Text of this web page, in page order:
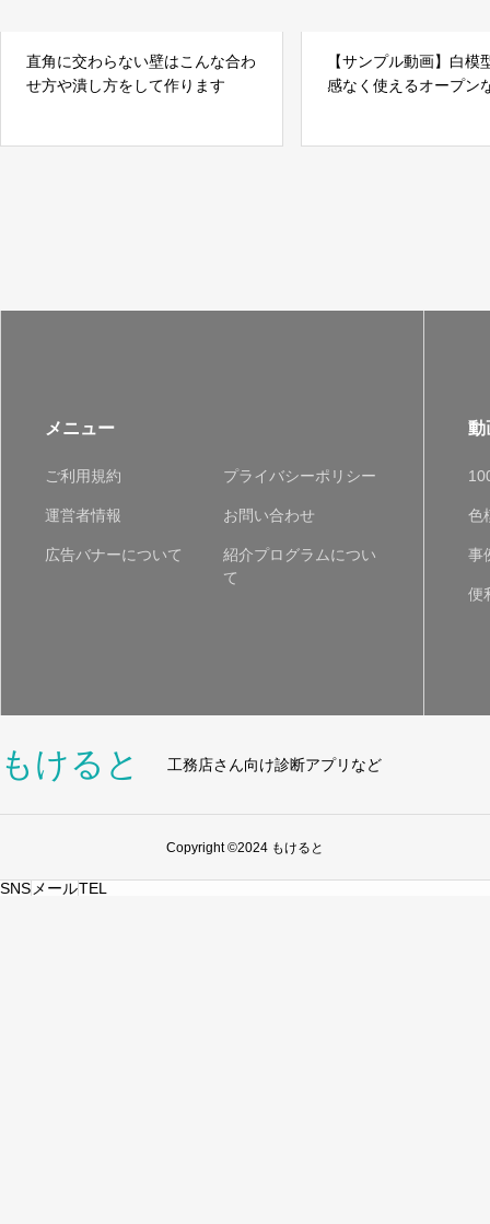
直角に交わらない壁はこんな合わ
せ方や潰し方をして作ります
【サンプル動画】白模
感なく使えるオープン
メニュー
ご利用規約 プライバシーポリシー
運営者情報 お問い合わせ
広告バナーについて
紹介プログラムについ
て
動
色
事
便
もけると 工務店さん向け診断アプリなど
Copyright ©2024 もけると
SNS メールTEL